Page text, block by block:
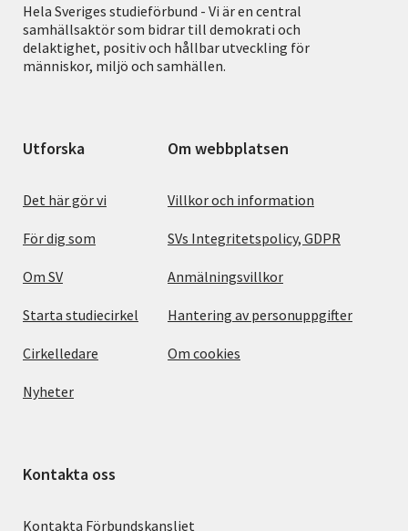
Hela Sveriges studieförbund - Vi är en central
samhällsaktör som bidrar till demokrati och
delaktighet, positiv och hållbar utveckling för
människor, miljö och samhällen.
Utforska
Det här gör vi
För dig som
Om SV
Starta studiecirkel
Cirkelledare
Nyheter
Om webbplatsen
Villkor och information
SVs Integritetspolicy, GDPR
Anmälningsvillkor
Hantering av personuppgifter
Om cookies
Kontakta oss
Kontakta Förbundskansliet